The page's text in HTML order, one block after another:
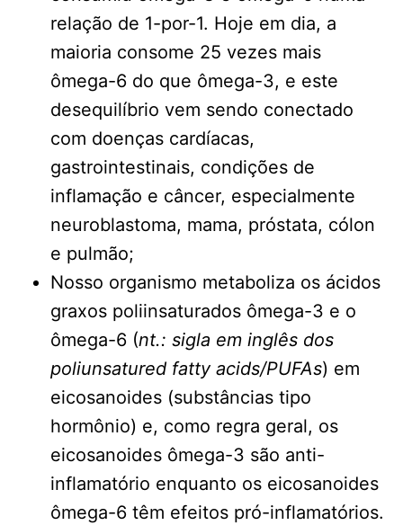
relação de 1-por-1. Hoje em dia, a
maioria consome 25 vezes mais
ômega-6 do que ômega-3, e este
desequilíbrio vem sendo conectado
com doenças cardíacas,
gastrointestinais, condições de
inflamação e câncer, especialmente
neuroblastoma, mama, próstata, cólon
e pulmão;
Nosso organismo metaboliza os ácidos
graxos poliinsaturados ômega-3 e o
ômega-6 (nt.: sigla em inglês dos
poliunsatured fatty acids/PUFAs) em
eicosanoides (substâncias tipo
hormônio) e, como regra geral, os
eicosanoides ômega-3 são anti-
inflamatório enquanto os eicosanoides
ômega-6 têm efeitos pró-inflamatórios.